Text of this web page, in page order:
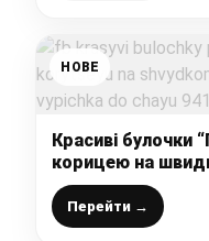
НОВЕ
Красиві булочки
корицею на
улюблена випічка
Перейти →